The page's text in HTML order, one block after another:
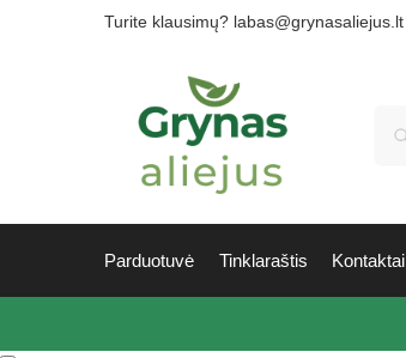
Turite klausimų? labas@grynasaliejus.lt
Parduotuvė Tinklaraštis Kontaktai